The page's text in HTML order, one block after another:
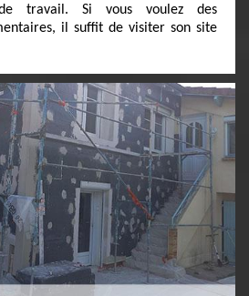
travail. Si vous voulez des
il suffit de visiter son site